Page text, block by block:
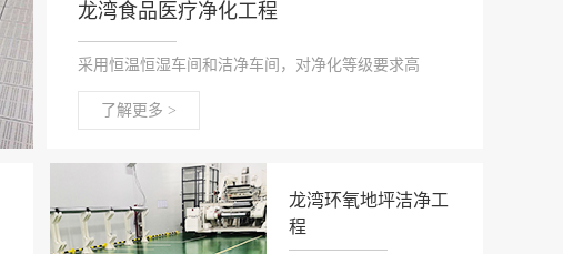
龙湾食品医疗净化工程
采用恒温恒湿车间和洁净车间，对净化等级要求高
了解更多 >
龙湾环氧地坪洁净工
程